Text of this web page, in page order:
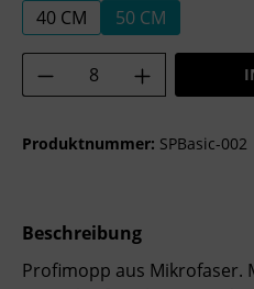
40 CM
50 CM
Produkt Anzahl:
Produktnummer: SPBasic-002
Beschreibung
Profimopp aus Mikrofaser.